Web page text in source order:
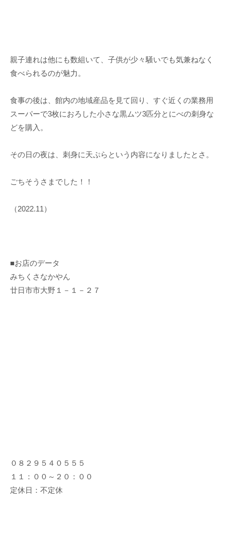
親子連れは他にも数組いて、子供が少々騒いでも気兼ねなく
食べられるのが魅力。
食事の後は、館内の地域産品を見て回り、すぐ近くの業務用
スーパーで3枚におろした小さな黒ムツ3匹分とにべの刺身な
どを購入。
その日の夜は、刺身に天ぷらという内容になりましたとさ。
ごちそうさまでした！！
（2022.11）
■お店のデータ
みちくさなかやん
廿日市市大野１－１－２７
０８２９５４０５５５
１１：００～２０：００
定休日：不定休